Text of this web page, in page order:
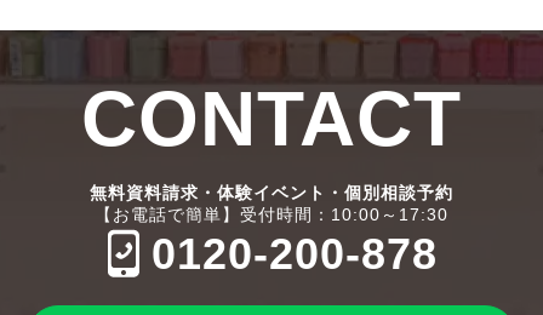
CONTACT
無料資料請求・体験イベント・個別相談予約
【お電話で簡単】受付時間：10:00～17:30
0120-200-878